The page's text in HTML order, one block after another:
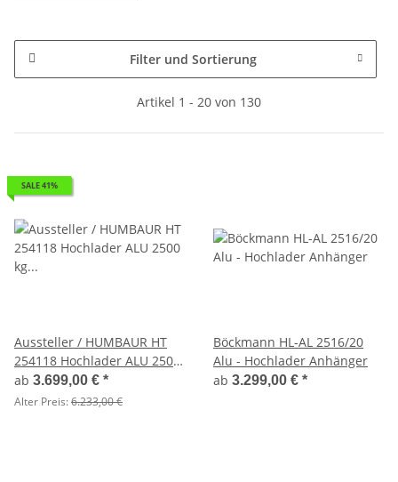
Filter und Sortierung
Artikel 1 - 20 von 130
SALE 41%
Aussteller / HUMBAUR HT
254118 Hochlader ALU 2500
kg gebremst - 410 x 185
ab 3.699,00 € *
Alter Preis:6.233,00 €
Böckmann HL-AL 2516/20
Alu - Hochlader Anhänger
ab 3.299,00 € *